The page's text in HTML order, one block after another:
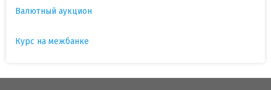
Валютный аукцион
Курс на межбанке